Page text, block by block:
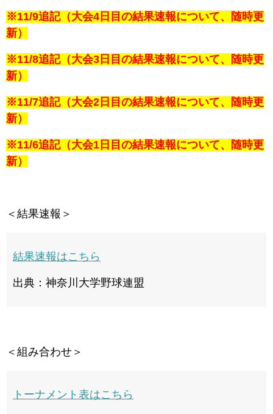
※11/9追記（大会4日目の結果速報について、随時更
新）
※11/8追記（大会3日目の結果速報について、随時更
新）
※11/7追記（大会2日目の結果速報について、随時更
新）
※11/6追記（大会1日目の結果速報について、随時更
新）
＜結果速報＞
結果速報はこちら
出典：神奈川大学野球連盟
＜組み合わせ＞
トーナメント表はこちら